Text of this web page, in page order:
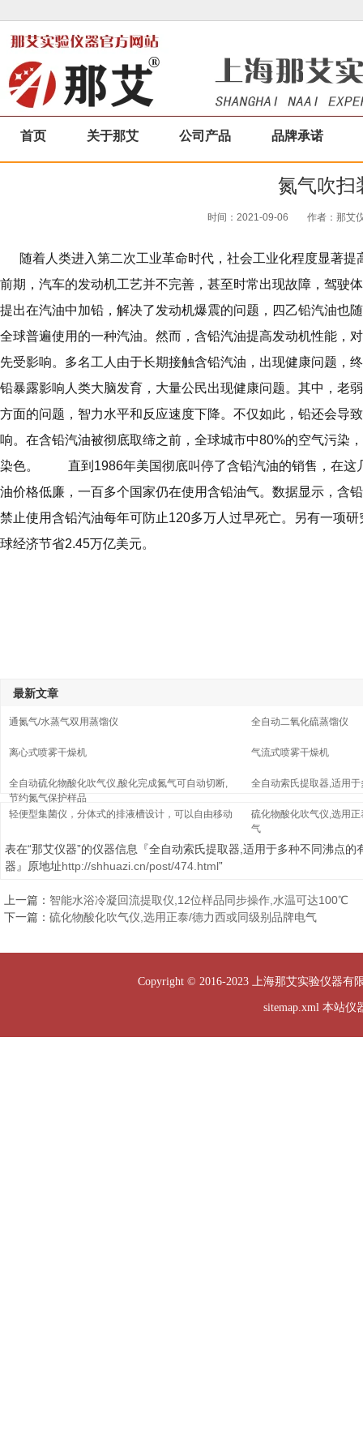
首页 关于那艾 公司产品 品牌承诺
氮气吹扫
时间：2021-09-06 作者：那艾
随着人类进入第二次工业革命时代，社会工业化程度显著提
前期，汽车的发动机工艺并不完善，甚至时常出现故障，驾驶
提出在汽油中加铅，解决了发动机爆震的问题，四乙铅汽油
全球普遍使用的一种汽油。然而，含铅汽油提高发动机性能
先受影响。多名工人由于长期接触含铅汽油，出现健康问题，
铅暴露影响人类大脑发育，大量公民出现健康问题。其中，老
方面的问题，智力水平和反应速度下降。不仅如此，铅还会
响。在含铅汽油被彻底取缔之前，全球城市中80%的空气污染
染色。 直到1986年美国彻底叫停了含铅汽油的销售，在这
油价格低廉，一百多个国家仍在使用含铅油气。数据显示，含
禁止使用含铅汽油每年可防止120多万人过早死亡。另有一项
球经济节省2.45万亿美元。
最新文章
通氮气/水蒸气双用蒸馏仪 全自动二氧化硫蒸馏仪
离心式喷雾干燥机 气流式喷雾干燥机
全自动硫化物酸化吹气仪,酸化完成氮气可自动切断,
节约氮气保护样品
全自动索氏提取器,适用
轻便型集菌仪，分体式的排液槽设计，可以自由移动
硫化物酸化吹气仪,选用
气
表在“那艾仪器”的仪器信息『全自动索氏提取器,适用于多种不同沸点的
器』原地址http://shhuazi.cn/post/474.html”
上一篇： 智能水浴冷凝回流提取仪,12位样品同步操作,水温可达100℃
下一篇： 硫化物酸化吹气仪,选用正泰/德力西或同级别品牌电气
Copyright © 2016-2023 上海那艾实验仪器有
sitemap.xml本站仪